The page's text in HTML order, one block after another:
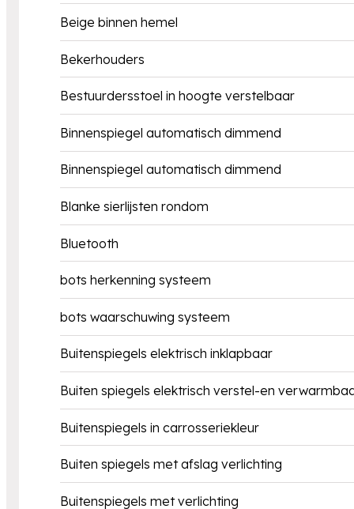
Beige binnen hemel
Bekerhouders
Bestuurdersstoel in hoogte verstelbaar
Binnenspiegel automatisch dimmend
Binnenspiegel automatisch dimmend
Blanke sierlijsten rondom
Bluetooth
bots herkenning systeem
bots waarschuwing systeem
Buitenspiegels elektrisch inklapbaar
Buiten spiegels elektrisch verstel-en
Buitenspiegels in carrosseriekleur
Buiten spiegels met afslag verlichting
Buitenspiegels met verlichting